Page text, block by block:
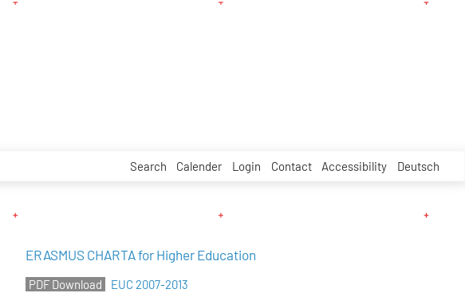
Search Calender Login Contact Accessibility Deutsch
ERASMUS CHARTA for Higher Education
EUC 2007-2013